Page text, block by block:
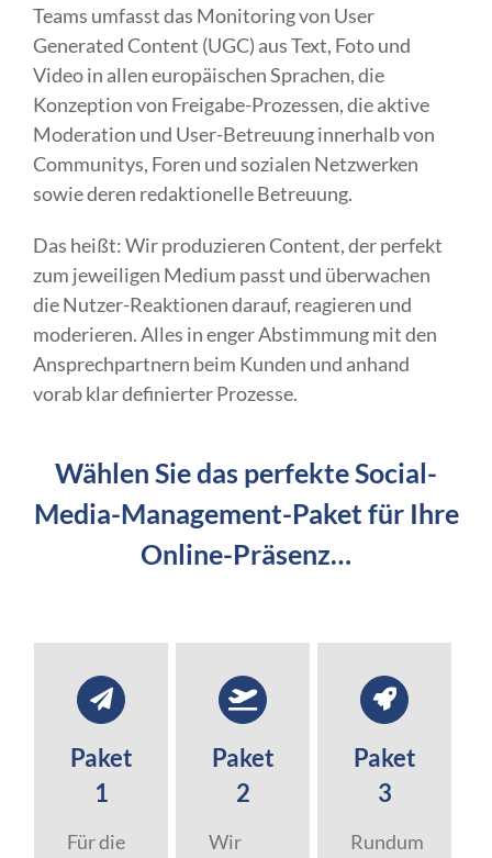
Teams umfasst das Monitoring von User
Generated Content (UGC) aus Text, Foto und
Video in allen europäischen Sprachen, die
Konzeption von Freigabe-Prozessen, die aktive
Moderation und User-Betreuung innerhalb von
Communitys, Foren und sozialen Netzwerken
sowie deren redaktionelle Betreuung.
Das heißt: Wir produzieren Content, der perfekt
zum jeweiligen Medium passt und überwachen
die Nutzer-Reaktionen darauf, reagieren und
moderieren. Alles in enger Abstimmung mit den
Ansprechpartnern beim Kunden und anhand
vorab klar definierter Prozesse.
Wählen Sie das perfekte Social-
Media-Management-Paket für Ihre
Online-Präsenz…
Paket
1
Für die
Paket
2
Wir
Paket
3
Rundum